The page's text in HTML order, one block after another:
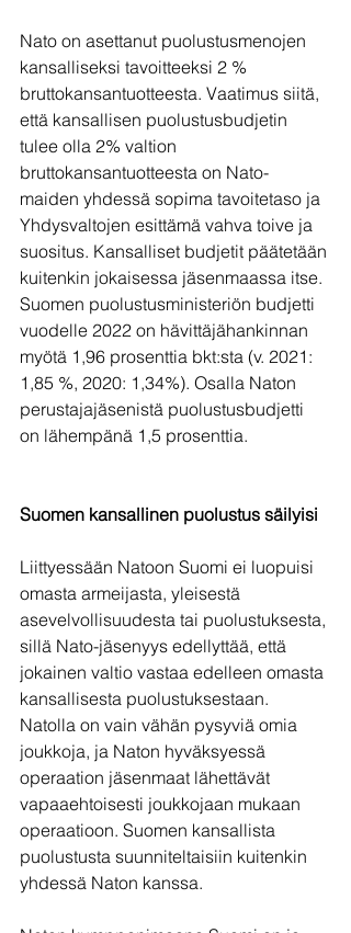
Nato on asettanut puolustusmenojen
kansalliseksi tavoitteeksi 2 %
bruttokansantuotteesta. Vaatimus siitä,
että kansallisen puolustusbudjetin
tulee olla 2% valtion
bruttokansantuotteesta on Nato-
maiden yhdessä sopima tavoitetaso ja
Yhdysvaltojen esittämä vahva toive ja
suositus. Kansalliset budjetit päätetään
kuitenkin jokaisessa jäsenmaassa itse.
Suomen puolustusministeriön budjetti
vuodelle 2022 on hävittäjähankinnan
myötä 1,96 prosenttia bkt:sta (v. 2021:
1,85 %, 2020: 1,34%). Osalla Naton
perustajajäsenistä puolustusbudjetti
on lähempänä 1,5 prosenttia.
Suomen kansallinen puolustus säilyisi
Liittyessään Natoon Suomi ei luopuisi
omasta armeijasta, yleisestä
asevelvollisuudesta tai puolustuksesta,
sillä Nato-jäsenyys edellyttää, että
jokainen valtio vastaa edelleen omasta
kansallisesta puolustuksestaan.
Natolla on vain vähän pysyviä omia
joukkoja, ja Naton hyväksyessä
operaation jäsenmaat lähettävät
vapaaehtoisesti joukkojaan mukaan
operaatioon. Suomen kansallista
puolustusta suunniteltaisiin kuitenkin
yhdessä Naton kanssa.